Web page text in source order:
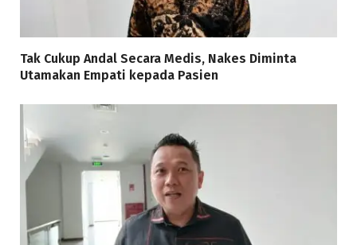
Tak Cukup Andal Secara Medis, Nakes Diminta
Utamakan Empati kepada Pasien